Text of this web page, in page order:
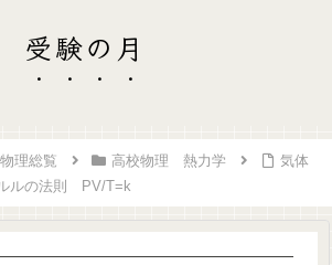
受験の月
理総覧 高校物理 熱力学
気体
ルの法則 PV/T=k